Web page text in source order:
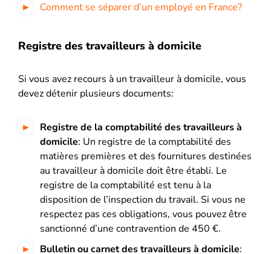
Comment se séparer d’un employé en France?
Registre des travailleurs à domicile
Si vous avez recours à un travailleur à domicile, vous
devez détenir plusieurs documents:
Registre de la comptabilité des travailleurs à
domicile: Un registre de la comptabilité des
matières premières et des fournitures destinées
au travailleur à domicile doit être établi. Le
registre de la comptabilité est tenu à la
disposition de l’inspection du travail. Si vous ne
respectez pas ces obligations, vous pouvez être
sanctionné d’une contravention de 450 €.
Bulletin ou carnet des travailleurs à domicile: